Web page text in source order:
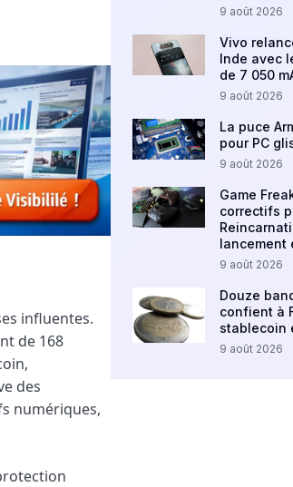
influentes.
de 168
des
numériques,
9 août 2026
Vivo
Inde avec
de 7 050
9 août 2026
La puce
pour PC
9 août 2026
Game
correctifs
lancement
9 août 2026
Douze
confient à
stablecoin
9 août 2026